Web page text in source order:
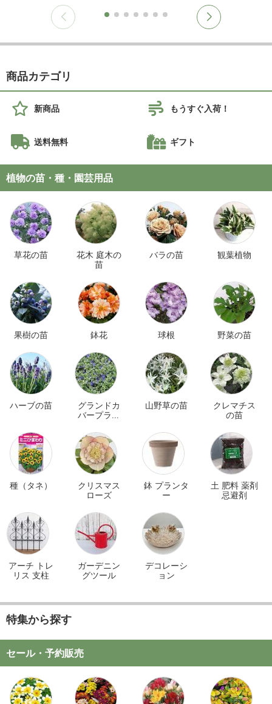
商品カテゴリ
新商品 もうすぐ入荷！
送料無料 ギフト
植物の苗・種・園芸用品
草花の苗
花木 庭木の
苗
バラの苗 観葉植物
果樹の苗 鉢花 球根 野菜の苗
ハーブの苗
グランドカ
バープラン
山野草の苗
クレマチス
の苗
種（タネ）
クリスマス
ローズ
鉢 プランタ
ー
土 肥料 薬剤
忌避剤
アーチ トレ
リス 支柱
ガーデニン
グツール
デコレーシ
ョン
特集から探す
セール・予約販売